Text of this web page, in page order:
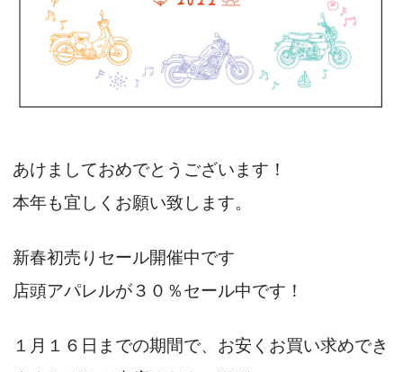
あけましておめでとうございます！
本年も宜しくお願い致します。
新春初売りセール開催中です
店頭アパレルが３０％セール中です！
１月１６日までの期間で、お安くお買い求めでき